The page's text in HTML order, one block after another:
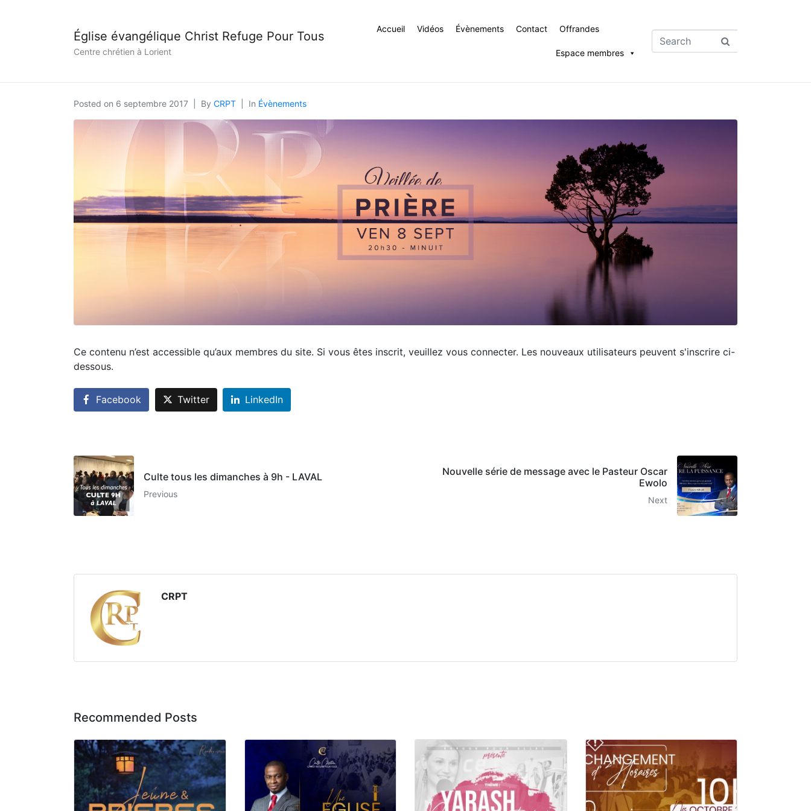
Église évangélique Christ Refuge Pour Tous
Centre chrétien à Lorient
Accueil Vidéos Évènements Contact Offrandes
Espace membres
Posted on 6 septembre 2017 By CRPT In Évènements
Ce contenu n’est accessible qu’aux membres du site. Si vous êtes inscrit, veuillez vous connecter. Les nouveaux utilisateurs peuvent s'inscrire ci-
dessous.
Facebook Twitter LinkedIn
Culte tous les dimanches à 9h - LAVAL
Previous
Nouvelle série de message avec le Pasteur Oscar
Ewolo
Next
CRPT
Recommended Posts